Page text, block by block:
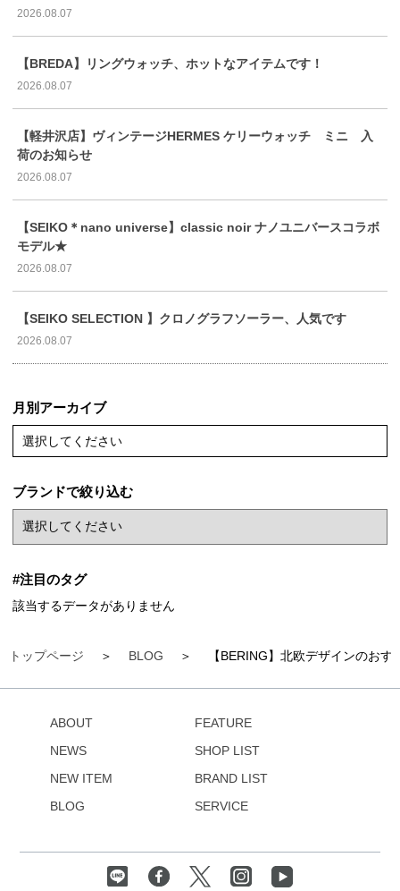
トップページ BLOG 【BERING】北欧デザインのお
2026.08.07
【BREDA】リングウォッチ、ホットなアイテムです！
2026.08.07
【軽井沢店】ヴィンテージHERMES ケリーウォッチ ミニ 入
荷のお知らせ
2026.08.07
【SEIKO＊nano universe】classic noir ナノユニバースコラボ
モデル★
2026.08.07
【SEIKO SELECTION 】クロノグラフソーラー、人気です
2026.08.07
月別アーカイブ
選択してください
ブランドで絞り込む
#注目のタグ
該当するデータがありません
ABOUT
NEWS
NEW ITEM
BLOG
FEATURE
SHOP LIST
BRAND LIST
SERVICE